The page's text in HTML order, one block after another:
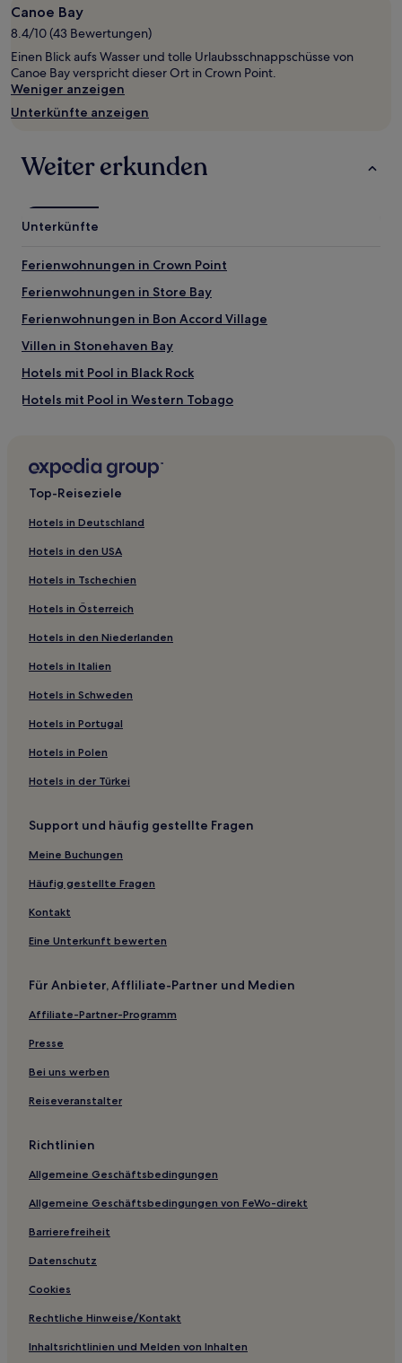
mit
1 Übernachtung
von
2 Erwachsenen
gefunden
wurde.
Preise
und
können
sich
Es
können
zusätzliche
gelten.
Canoe Bay
8.4/10 (43 Bewertungen)
Einen Blick aufs Wasser und tolle Urlaubsschnappschüsse von
Canoe Bay verspricht dieser Ort in Crown Point.
Weniger anzeigen
Unterkünfte anzeigen
Weiter erkunden
Unterkünfte
Ferienwohnungen in Crown Point
Ferienwohnungen in Store Bay
Ferienwohnungen in Bon Accord Village
Villen in Stonehaven Bay
Hotels mit Pool in Black Rock
Hotels mit Pool in Western Tobago
Hotels mit inbegriffenem Frühstück in Crown Point
Diamond Hotels
Top-Reiseziele
Hotels in Deutschland
Hotels in den USA
Hotels in Tschechien
Hotels in Österreich
Hotels in den Niederlanden
Hotels in Italien
Hotels in Schweden
Hotels in Portugal
Hotels in Polen
Hotels in der Türkei
Support und häufig gestellte Fragen
Meine Buchungen
Häufig gestellte Fragen
Kontakt
Eine Unterkunft bewerten
Für Anbieter, Affliliate-Partner und Medien
Affiliate-Partner-Programm
Presse
Bei uns werben
Reiseveranstalter
Richtlinien
Allgemeine Geschäftsbedingungen
Allgemeine Geschäftsbedingungen von FeWo-direkt
Barrierefreiheit
Datenschutz
Cookies
Rechtliche Hinweise/Kontakt
Inhaltsrichtlinien und Melden von Inhalten